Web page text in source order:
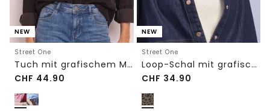
NEW
Street One
Tuch mit grafischem Muster
CHF 44.90
NEW
Street One
Loop-Schal mit grafischem Muster
CHF 34.90